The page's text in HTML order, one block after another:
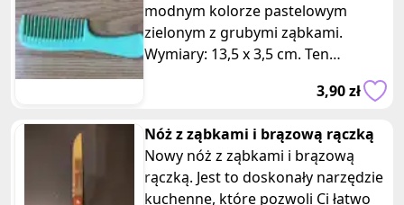
modnym kolorze pastelowym
zielonym z grubymi ząbkami.
Wymiary: 13,5 x 3,5 cm. Ten
niewielki grzebień jest idealny do
3,90 zł
Nóż z ząbkami i brązową rączką
Nowy nóż z ząbkami i brązową
rączką. Jest to doskonały narzędzie
kuchenne, które pozwoli Ci łatwo